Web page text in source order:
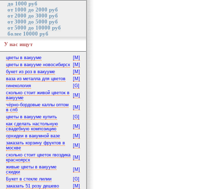
до 1000 руб
от 1000 до 2000 руб
от 2000 до 3000 руб
от 3000 до 5000 руб
от 5000 до 10000 руб
более 10000 руб
У нас ищут
цветы в вакууме
[M]
цветы в вакууме новосибирск
[M]
букет из роз в вакууме
[M]
ваза из металла для цветов
[M]
гинекология
[G]
сколько стоит живой цветок в
вакууме
[M]
чёрно-бордовые каллы оптом
в спб
[M]
цветы в вакууме купить
[G]
как сделать настольную
свадебную композицию
[M]
орхидеи в вакумной вазе
[M]
заказать корзину фруктов в
москве
[M]
сколько стоит цветок гвоздика
красноярск
[M]
живые цветы в вакууме
скидки
[M]
Букет в стекле лилии
[G]
заказать 51 розу дешево
[M]